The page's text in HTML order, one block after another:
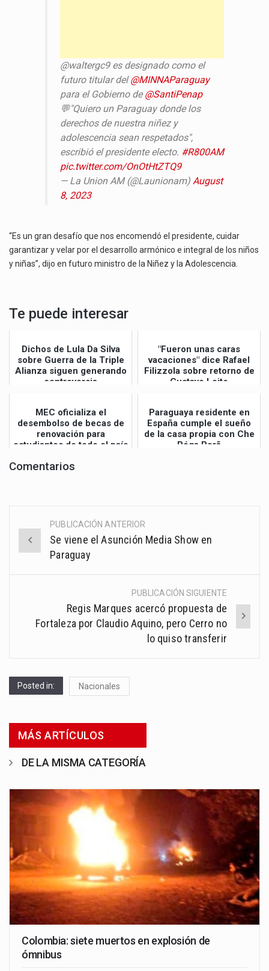
@waltergc9 es designado como el
futuro titular del@MINNAParaguay
para el Gobierno de@SantiPenap
💬"Quiero un Paraguay donde los
derechos de nuestra niñez y
adolescencia sean respetados",
escribió el presidente electo. #R800AM
pic.twitter.com/OnOtHtZTQ9
— La Union AM (@Launionam) August
8, 2023
“Es un gran desafío que nos encomendó el presidente, cuidar
garantizar y velar por el desarrollo armónico e integral de los niños
y niñas”, dijo en futuro ministro de la Niñez y la Adolescencia.
Te puede interesar
Dichos de Lula Da Silva
sobre Guerra de la Triple
Alianza siguen generando
controversia
"Fueron unas caras
vacaciones" dice Rafael
Filizzola sobre retorno de
Gustavo Leite
MEC oficializa el
desembolso de becas de
renovación para
estudiantes de todo el país
Paraguaya residente en
España cumple el sueño
de la casa propia con Che
Róga Porã
Comentarios
Post
navigation
PUBLICACIÓN ANTERIOR
Se viene el Asunción Media Show en
Paraguay
PUBLICACIÓN SIGUIENTE
Regis Marques acercó propuesta de
Fortaleza por Claudio Aquino, pero Cerro no
lo quiso transferir
Posted in: Nacionales
MÁS ARTÍCULOS
DE LA MISMA CATEGORÍA
Colombia: siete muertos en explosión de
ómnibus